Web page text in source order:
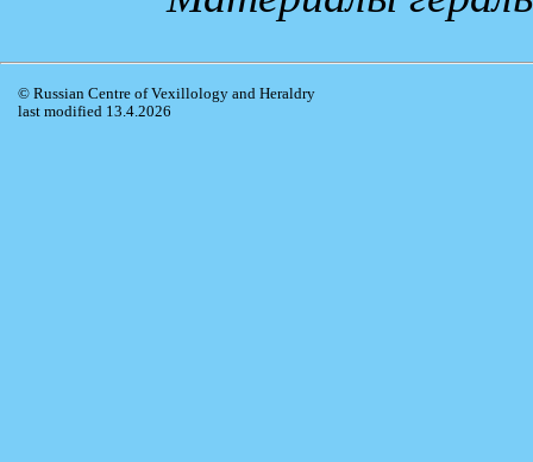
© Russian Centre of Vexillology and Heraldry
last modified 13.4.2026